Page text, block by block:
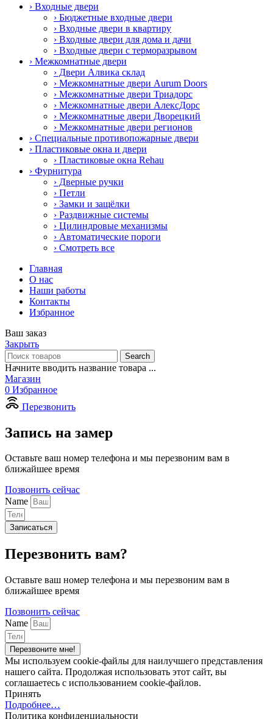
› Входные двери
› Бюджетные входные двери
› Входные двери в квартиру
› Входные двери для дома и дачи
› Входные двери с терморазрывом
› Межкомнатные двери
› Двери Алвика склад
› Межкомнатные двери Aurum Doors
› Межкомнатные двери Триадорс
› Межкомнатные двери АлексДорс
› Межкомнатные двери Дворецкий
› Межкомнатные двери регионов
› Специальные противопожарные двери
› Пластиковые окна и двери
› Пластиковые окна Rehau
› Фурнитура
› Дверные ручки
› Петли
› Замки и защёлки
› Раздвижные системы
› Цилиндровые механизмы
› Автоматические пороги
› Смотреть все
Главная
О нас
Наши работы
Контакты
Избранное
Ваш заказ
Закрыть
Search
Начните вводить название товара ...
Магазин
0 Избранное
Перезвонить
Запись на замер
Оставьте ваш номер телефона и мы перезвоним вам в
ближайшее время
Позвонить сейчас
Name
Записаться
Перезвонить вам?
Оставьте ваш номер телефона и мы перезвоним вам в
ближайшее время
Позвонить сейчас
Name
Перезвоните мне!
Мы используем cookie-файлы для наилучшего представления
нашего сайта. Продолжая использовать этот сайт, вы
соглашаетесь с использованием cookie-файлов.
Принять
Подробнее…
Политика конфиденциальности